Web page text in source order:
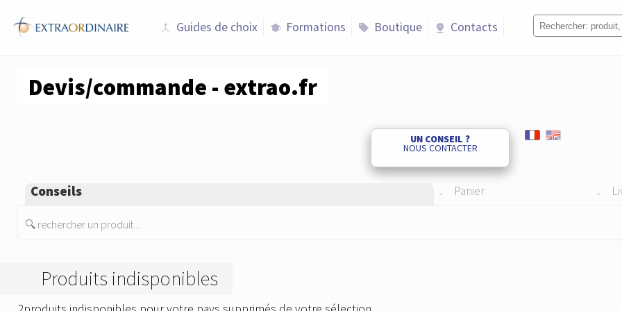
merge Guides de choix school Formations sell Boutique pin_drop Contacts
Devis/commande - extrao.fr
UN CONSEIL ?
NOUS CONTACTER
Conseils Panier
🔍 rechercher un produit...
Produits indisponibles